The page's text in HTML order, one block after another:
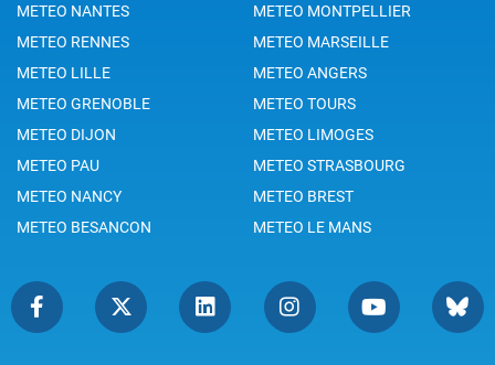
METEO NANTES
METEO MONTPELLIER
METEO RENNES
METEO MARSEILLE
METEO LILLE
METEO ANGERS
METEO GRENOBLE
METEO TOURS
METEO DIJON
METEO LIMOGES
METEO PAU
METEO STRASBOURG
METEO NANCY
METEO BREST
METEO BESANCON
METEO LE MANS